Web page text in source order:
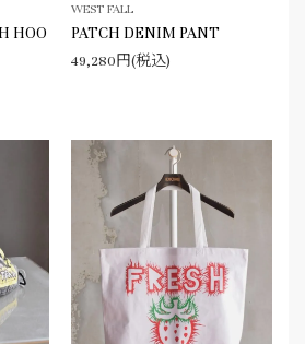
HOO
WEST FALL
PATCH DENIM PANT
49,280円(税込)